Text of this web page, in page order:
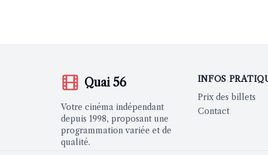
Quai 56
Votre cinéma indépendant
depuis 1998, proposant une
programmation variée et de
qualité.
INFOS
Prix des billets
Contact